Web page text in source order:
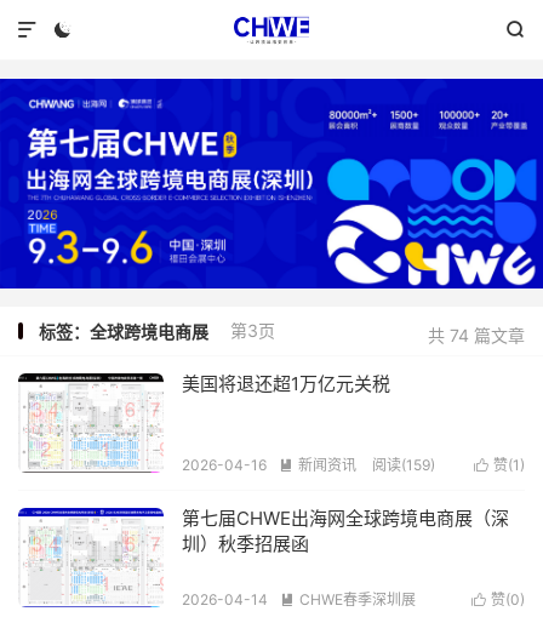
 

共 74 篇文章
标签：全球跨境电商展 第3页
美国将退还超1万亿元关税
 赞(1 )
2026-04-16  新闻资讯 阅读(159)
第七届CHWE出海网全球跨境电商展（深
圳）秋季招展函
 赞(0)
2026-04-14  CHWE春季深圳展